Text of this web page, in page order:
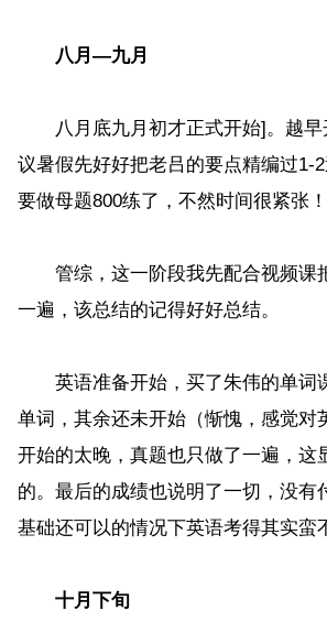
八月—九月
八月底九月初才正式开始]。越早
议暑假先好好把老吕的要点精编过1-
要做母题800练了，不然时间很紧张！
管综，这一阶段我先配合视频课
一遍，该总结的记得好好总结。
英语准备开始，买了朱伟的单词
单词，其余还未开始（惭愧，感觉对
开始的太晚，真题也只做了一遍，这
的。最后的成绩也说明了一切，没有
基础还可以的情况下英语考得其实蛮
十月下旬